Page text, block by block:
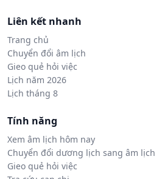
Liên kết nhanh
Trang chủ
Chuyển đổi âm lịch
Gieo quẻ hỏi việc
Lịch năm 2026
Lịch tháng 8
Tính năng
Xem âm lịch hôm nay
Chuyển đổi dương lịch sang âm lịch
Gieo quẻ hỏi việc